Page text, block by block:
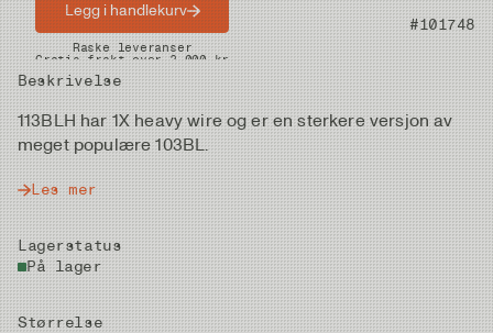
Artikkelnummer #101748
Beskrivelse
113BLH har 1X heavy wire og er en sterkere versjon av
meget populære 103BL.
Les mer
Lagerstatus
På lager
Størrelse
Legg i handlekurv
Raske leveranser
Gratis frakt over 2.000 kr